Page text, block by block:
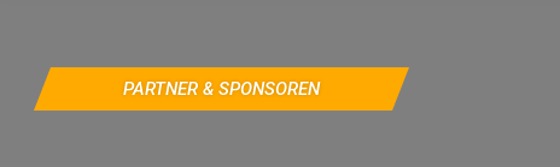
PARTNER & SPONSOREN